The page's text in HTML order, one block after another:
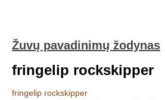
Žuvų pavadinimų žodynas
fringelip rockskipper
fringelip rockskipper